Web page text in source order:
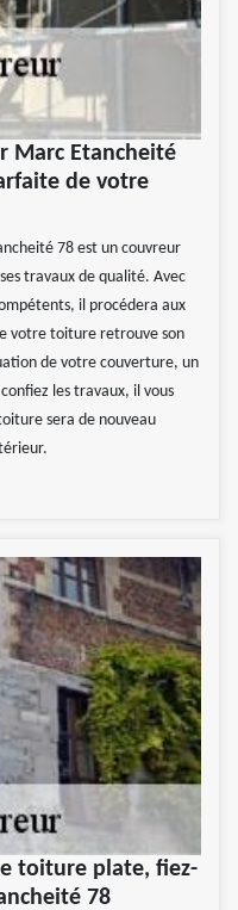
Marc Etancheité
de votre
78 est un couvreur
travaux de qualité. Avec
il procédera aux
votre toiture retrouve son
de votre couverture, un
les travaux, il vous
sera de nouveau
toiture plate, fiez-
78